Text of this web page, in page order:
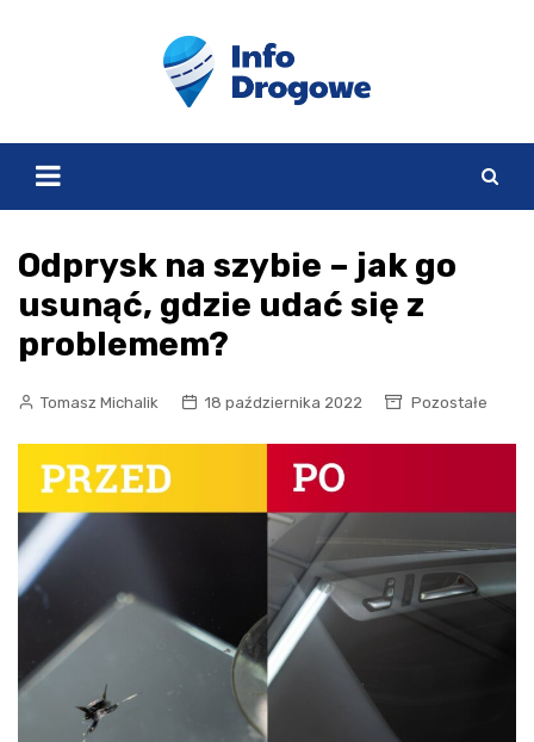
Odprysk na szybie – jak go
usunąć, gdzie udać się z
problemem?
Tomasz Michalik 18 października 2022 Pozostałe